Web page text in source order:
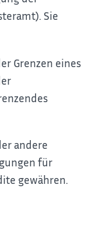
Sie
Grenzen eines
andere
für
gewähren.